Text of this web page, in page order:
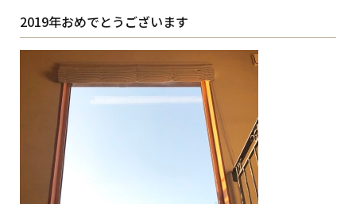
2019年おめでとうございます